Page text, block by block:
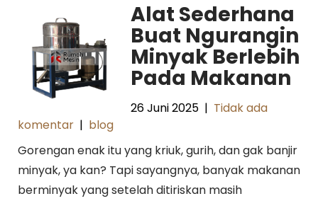
Alat Sederhana
Buat Ngurangin
Minyak Berlebih
Pada Makanan
26 Juni 2025 | Tidak ada
komentar | blog
Gorengan enak itu yang kriuk, gurih, dan gak banjir
minyak, ya kan? Tapi sayangnya, banyak makanan
berminyak yang setelah ditiriskan masih